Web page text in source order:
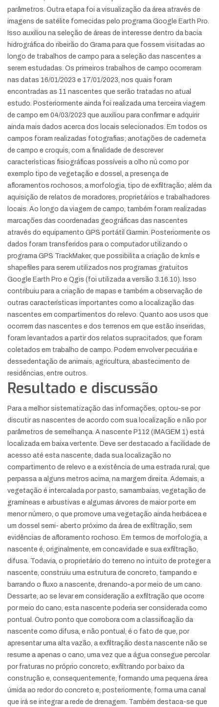
parâmetros. Outra etapa foi a visualização da área através de
imagens de satélite fornecidas pelo programa Google Earth Pro.
Isso auxiliou na seleção de áreas de interesse dentro da bacia
hidrográfica do ribeirão do Grama para que fossem visitadas ao
longo de trabalhos de campo para a seleção das nascentes a
serem estudadas. Os primeiros trabalhos de campo ocorreram
nas datas 16/01/2023 e 17/01/2023, nos quais foram
encontradas as 11 nascentes que serão tratadas no atual
estudo. Posteriormente ainda foi realizada uma terceira viagem
de campo em 04/03/2023 que auxiliou para confirmar e adquirir
ainda mais dados acerca dos locais selecionados. Em todos os
campos foram realizadas fotografias; anotações de caderneta
de campo e croquis, com a finalidade de descrever
características fisiográficas possíveis a olho nú como por
exemplo tipo de vegetação e dossel, a presença de
afloramentos rochosos, a morfologia, tipo de exfiltração; além da
aquisição de relatos de moradores, proprietários e trabalhadores
locais. Ao longo da viagem de campo, também foram realizadas
marcações das coordenadas geográficas das nascentes
através do equipamento GPS portátil Garmin. Posteriormente os
dados foram transferidos para o computador utilizando o
programa GPS TrackMaker, que possibilita a criação de kmls e
shapefiles para serem utilizados nos programas gratuitos
Google Earth Pro e Qgis (foi utilizada a versão 3.16.10). Isso
contribuiu para a criação de mapas e também a observação de
outras características importantes como a localização das
nascentes em compartimentos do relevo. Quanto aos usos que
ocorrem das nascentes e dos terrenos em que estão inseridas,
foram levantados a partir dos relatos supracitados, que foram
coletados em trabalho de campo. Podem envolver pecuária e
dessedentação de animais, agricultura, abastecimento de
residências, entre outros.
Resultado e discussão
Para a melhor sistematização das informações, optou-se por
discutir as nascentes de acordo com sua localização e não por
parâmetros de semelhança. A nascente P112 (IMAGEM 1) está
localizada em baixa vertente. Deve ser destacado a facilidade de
acesso até esta nascente, dada sua localização no
compartimento de relevo e a existência de uma estrada rural, que
perpassa a alguns metros acima, na margem direita. Ademais, a
vegetação é intercalada por pasto, samambaias, vegetação de
gramíneas e arbustivas e algumas árvores de maior porte em
menor número, o que promove uma vegetação ainda herbácea e
um dossel semi- aberto próximo da área de exfiltração, sem
evidências de afloramento rochoso. Em termos de morfologia, a
nascente é, originalmente, em concavidade e sua exfiltração,
difusa. Todavia, o proprietário do terreno no intuito de proteger a
nascente, construiu uma estrutura de concreto, tampando e
barrando o fluxo a nascente, drenando-a por meio de um cano.
Dessarte, ao se levar em consideração a exfiltração que ocorre
por meio do cano, esta nascente poderia ser considerada como
pontual. Outro ponto que corrobora com a classificação da
nascente como difusa, e não pontual, é o fato de que, por
apresentar uma alta vazão, a exfiltração desta nascente não se
resume a apenas o cano, uma vez que a água consegue percolar
por fraturas no próprio concreto, exfiltrando por baixo da
construção e, consequentemente, formando uma pequena área
úmida ao redor do concreto e, posteriormente, forma uma canal
que irá se integrar a rede de drenagem. Também destaca-se que